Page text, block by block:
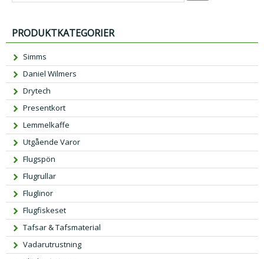
PRODUKTKATEGORIER
Simms
Daniel Wilmers
Drytech
Presentkort
Lemmelkaffe
Utgående Varor
Flugspön
Flugrullar
Fluglinor
Flugfiskeset
Tafsar & Tafsmaterial
Vadarutrustning